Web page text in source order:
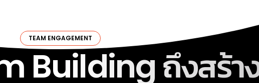
TEAM ENGAGEMENT
Building ถึงสร้า